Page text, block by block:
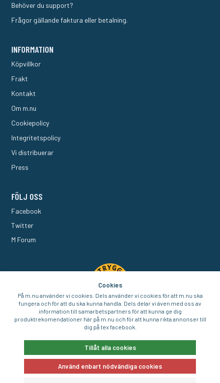
Behöver du support?
Frågor gällande faktura eller betalning.
INFORMATION
Köpvillkor
Frakt
Kontakt
Om m.nu
Cookiepolicy
Integritetspolicy
Vi distribuerar
Press
FÖLJ OSS
Facebook
Twitter
M Forum
Cookies
På m.nu använder vi cookies. Dels använder vi cookies för att m.nu ska
fungera och för att du ska kunna handla. Dels delar vi även med oss av
information till samarbetspartners för att kunna ge dig
produktrekomendationer här på m.nu och för att kunna rikta annonser till
dig på tex facebook.
Tillåt alla cookies
Använd enbart nödvändiga cookies